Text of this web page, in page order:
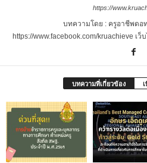
https://
บทความโดย : ครูอาชีพดอ
https://www.facebook.com/kruachieve เ
บทความที่เกี่ยวข้อง